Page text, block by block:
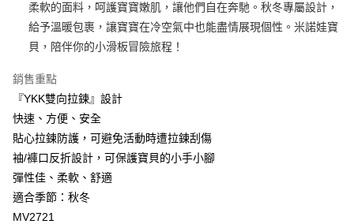
ATM付款
宅配
每筆NT$80，滿NT$500(含以上)免運費
臺灣離島-金、馬、澎
每筆NT$100，滿NT$1,000(含以上)免運費
柔軟的面料，呵護寶寶嫩肌，讓他們自在奔馳。秋冬專屬設計，
給予溫暖包裹，讓寶寶在冷空氣中也能盡情展現個性。米諾娃寶
貝，陪伴你的小滑板冒險旅程！
銷售重點
『YKK雙向拉鍊』設計
快速、方便、安全
貼心拉鍊防護，可避免活動時遭拉鍊刮傷
袖/褲口反折設計，可保護寶貝的小手小腳
彈性佳、柔軟、舒適
適合季節：秋冬
MV2721